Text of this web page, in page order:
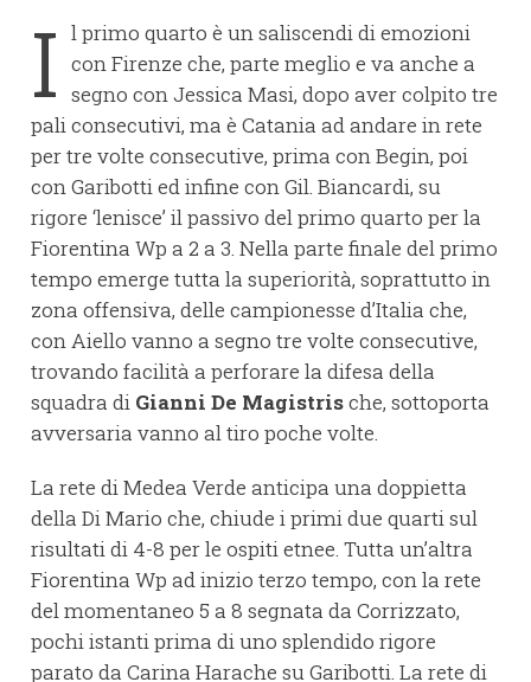
I l primo quarto è un saliscendi di emozioni
con Firenze che, parte meglio e va anche a
segno con Jessica Masi, dopo aver colpito tre
pali consecutivi, ma è Catania ad andare in rete
per tre volte consecutive, prima con Begin, poi
con Garibotti ed infine con Gil. Biancardi, su
rigore ‘lenisce’ il passivo del primo quarto per la
Fiorentina Wp a 2 a 3. Nella parte finale del primo
tempo emerge tutta la superiorità, soprattutto in
zona offensiva, delle campionesse d’Italia che,
con Aiello vanno a segno tre volte consecutive,
trovando facilità a perforare la difesa della
squadra di Gianni De Magistrische, sottoporta
avversaria vanno al tiro poche volte.
La rete di Medea Verde anticipa una doppietta
della Di Mario che, chiude i primi due quarti sul
risultati di 4-8 per le ospiti etnee. Tutta un’altra
Fiorentina Wp ad inizio terzo tempo, con la rete
del momentaneo 5 a 8 segnata da Corrizzato,
pochi istanti prima di uno splendido rigore
parato da Carina Harache su Garibotti. La rete di